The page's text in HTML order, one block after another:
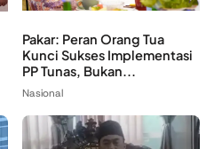
Pakar: Peran Orang Tua
Kunci Sukses Implementasi
PP Tunas, Bukan...
Nasional